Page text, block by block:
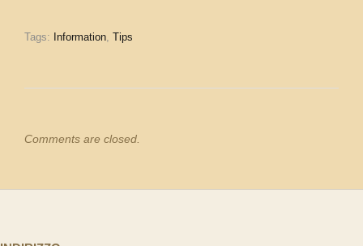
Tags: Information, Tips
Comments are closed.